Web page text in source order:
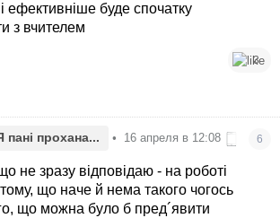
ефективніше буде спочатку
з вчителем
3
пані прохана... • 16 апреля в 12:08 6
не зразу відповідаю - на роботі
що наче й нема такого чогось
що можна було б пред´явити